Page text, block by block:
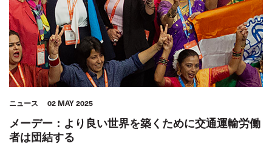
ニュース 02 MAY 2025
メーデー：より良い世界を築くために交通運輸労働
者は団結する